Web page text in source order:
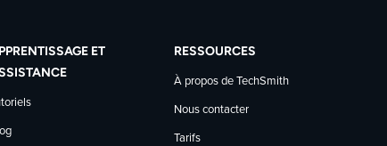
ET
RESSOURCES
À propos de TechSmith
Nous contacter
Tarifs